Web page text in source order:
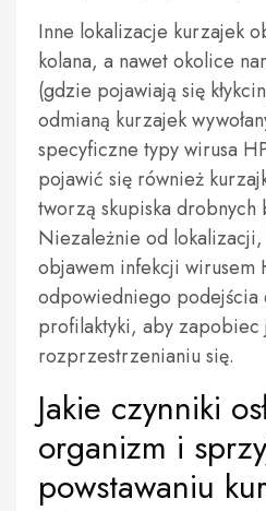
Inne lokalizacje kurzajek
kolana, a nawet okolice
(gdzie pojawiają się
odmianą kurzajek
specyficzne typy wirusa
pojawić się również
tworzą skupiska drobnych
Niezależnie od lokalizacji,
objawem infekcji wirusem
odpowiedniego podejścia
profilaktyki, aby zapobiec
rozprzestrzenianiu się.
Jakie czynniki
organizm i
powstawaniu